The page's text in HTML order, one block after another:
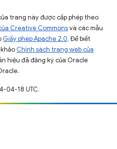
trang này được cấp phép theo
Creative Commonsvà các mẫu
Giấy phép Apache 2.0. Để biết
Chính sách trang web của
hiệu đã đăng ký của Oracle
04-18 UTC.